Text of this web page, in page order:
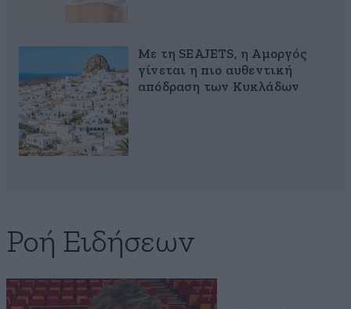
Με τη SEAJETS, η Αμοργός
γίνεται η πιο αυθεντική
απόδραση των Κυκλάδων
Ροή Ειδήσεων